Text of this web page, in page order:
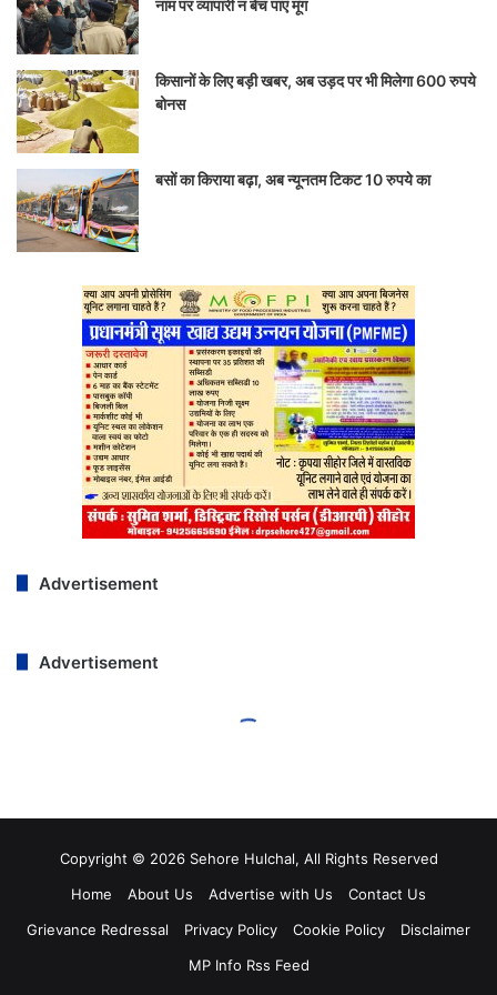
Copyright © 2026 Sehore Hulchal, All Rights Reserved
Home
About Us Advertise with Us
Contact Us
Grievance Redressal
Privacy Policy Cookie Policy
Disclaimer
MP Info Rss Feed